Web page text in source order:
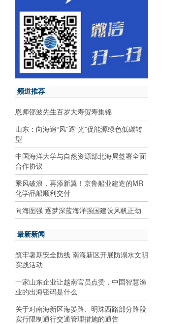
频道推荐
恩师邵波先生百岁大寿贺寿集锦
山东：向海追“风”逐“光”促能源绿色低碳转
型
中国海洋大学与自然资源部北海局签署全面
合作协议
乘风破浪，再添新翼！京鲁船业建造的MR
化学品船顺利交付
向海图强 逐梦深蓝海洋强国建设风帆正劲
最新新闻
筑牢暑期安全防线 南海新区开展防溺水文明
实践活动
一家山东企业让越南官员点赞，中国智慧渔
业的出海密码是什么
关于对南海新区海晏路、明珠西路部分路段
实行限制通行交通管理措施的通告